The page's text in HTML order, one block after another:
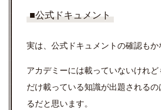
■公式ドキュメント
実は、公式ドキュメントの確認もか
アカデミーには載っていないけれ
だけ載っている知識が出題される
るだと思います。